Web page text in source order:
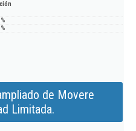
de Movere
Limitada.